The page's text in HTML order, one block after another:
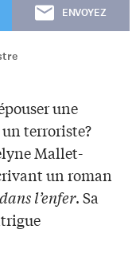
ENVOYEZ
une
terroriste?
Mallet-
un roman
l’enfer. Sa